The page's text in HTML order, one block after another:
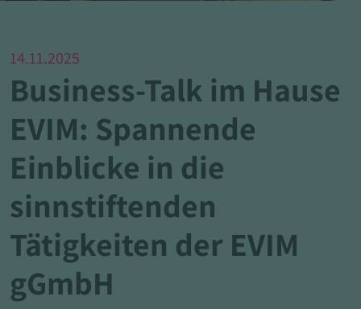
14.11.2025
Business-Talk im Hause
EVIM: Spannende
Einblicke in die
sinnstiftenden
Tätigkeiten der EVIM
gGmbH